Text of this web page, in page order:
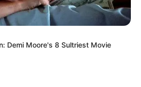
Demi Moore's 8 Sultriest Movie